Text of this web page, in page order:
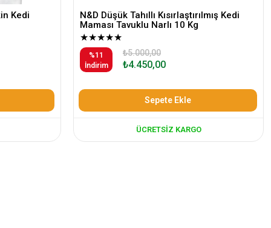
Kedi
N&D Düşük Tahıllı Kısırlaştırılmış Kedi
Maması Tavuklu Narlı 10 Kg
★★★★★
%11
İndirim
₺4.450,00
₺5.000,00
Sepete Ekle
ÜCRETSIZ KARGO